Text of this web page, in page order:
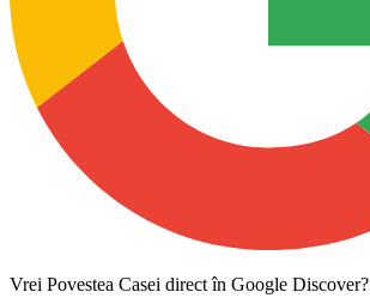
Vrei Povestea Casei direct în Google Discover?